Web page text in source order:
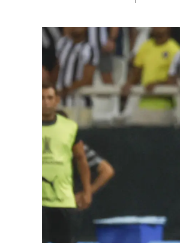
e
b
o
k
t
s
A
p
p
t
e
r
k
e
d
n
i